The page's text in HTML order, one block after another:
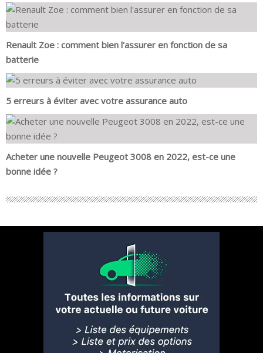
Renault Zoe : comment bien l'assurer en fonction de sa
batterie
5 erreurs à éviter avec votre assurance auto
Acheter une nouvelle Peugeot 3008 en 2022, est-ce une
bonne idée ?